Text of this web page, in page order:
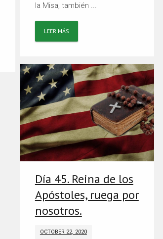
la Misa, también ...
LEER MÁS
Día 45. Reina de los
Apóstoles, ruega por
nosotros.
OCTOBER 22, 2020